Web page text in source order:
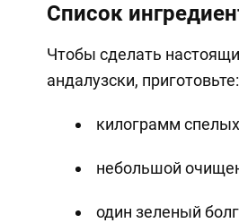
Список
Чтобы сделать
андалузски, приготовьте:
килограмм
небольшой
один зеленый